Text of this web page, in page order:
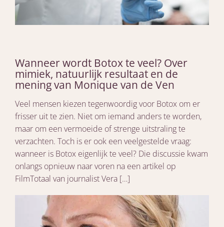
Wanneer wordt Botox te veel? Over
mimiek, natuurlijk resultaat en de
mening van Monique van de Ven
Veel mensen kiezen tegenwoordig voor Botox om er
frisser uit te zien. Niet om iemand anders te worden,
maar om een vermoeide of strenge uitstraling te
verzachten. Toch is er ook een veelgestelde vraag:
wanneer is Botox eigenlijk te veel? Die discussie kwam
onlangs opnieuw naar voren na een artikel op
FilmTotaal van journalist Vera […]